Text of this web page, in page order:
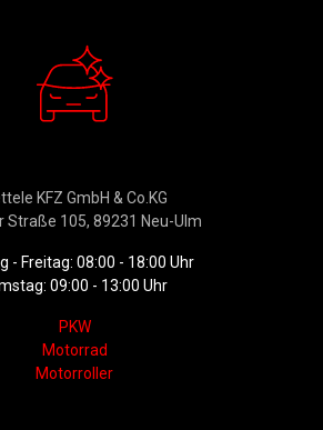
KFZ GmbH & Co.KG
Straße 105, 89231 Neu-Ulm
- Freitag: 08:00 - 18:00 Uhr
09:00 - 13:00 Uhr
PKW
Motorrad
Motorroller